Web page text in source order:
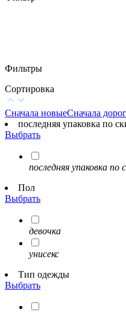
Фильтры
Сортировка
Сначала новыеСначала
последняя упаковка по
Выбрать
последняя упаковка по
Пол
Выбрать
девочка
унисекс
Тип одежды
Выбрать